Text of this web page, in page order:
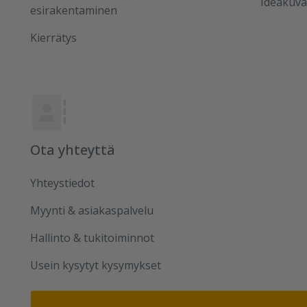
esirakentaminen
Kierrätys
Ota yhteyttä
Yhteystiedot
Myynti & asiakaspalvelu
Hallinto & tukitoiminnot
Usein kysytyt kysymykset